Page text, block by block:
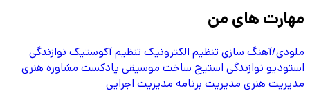
مهارت های من
ملودی/آهنگ سازی تنظیم الکترونیک تنظیم آکوستیک نوازندگی
استودیو نوازندگی استیج ساخت موسیقی پادکست مشاوره هنری
مدیریت هنری مدیریت برنامه مدیریت اجرایی